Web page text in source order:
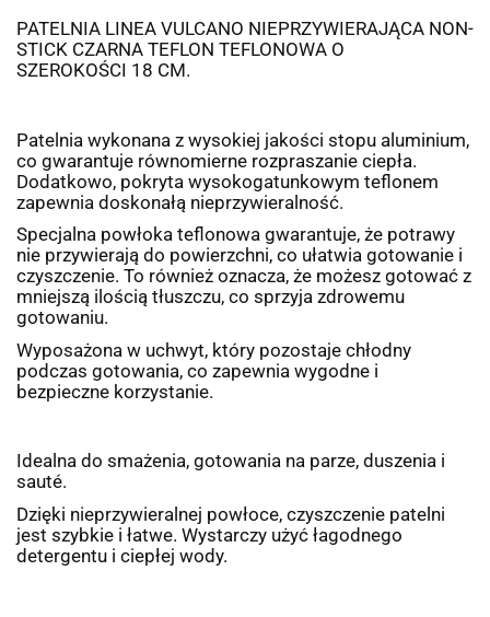
PATELNIA LINEA VULCANO NIEPRZYWIERAJĄCA NON-
STICK CZARNA TEFLON TEFLONOWA O
SZEROKOŚCI 18 CM.
Patelnia wykonana z wysokiej jakości stopu aluminium,
co gwarantuje równomierne rozpraszanie ciepła.
Dodatkowo, pokryta wysokogatunkowym teflonem
zapewnia doskonałą nieprzywieralność.
Specjalna powłoka teflonowa gwarantuje, że potrawy
nie przywierają do powierzchni, co ułatwia gotowanie i
czyszczenie. To również oznacza, że możesz gotować z
mniejszą ilością tłuszczu, co sprzyja zdrowemu
gotowaniu.
Wyposażona w uchwyt, który pozostaje chłodny
podczas gotowania, co zapewnia wygodne i
bezpieczne korzystanie.
Idealna do smażenia, gotowania na parze, duszenia i
sauté.
Dzięki nieprzywieralnej powłoce, czyszczenie patelni
jest szybkie i łatwe. Wystarczy użyć łagodnego
detergentu i ciepłej wody.